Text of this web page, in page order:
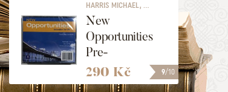
9/10
HARRIS MICHAEL, ...
New
Opportunities
Pre-
Intermediate -
CD
290 Kč